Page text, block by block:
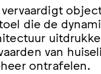
vervaardigt
die de
van
ontrafelen.